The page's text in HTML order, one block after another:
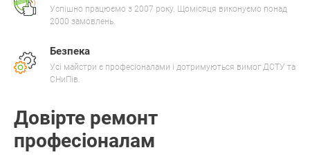
Успішно працюємо з 2007 року. Щомісяця виконуємо понад
2000 замовлень.
Безпека
Усі майстри є професіоналами і дотримуються вимог ДСТУ та
СНиПів.
Довірте ремонт
професіоналам